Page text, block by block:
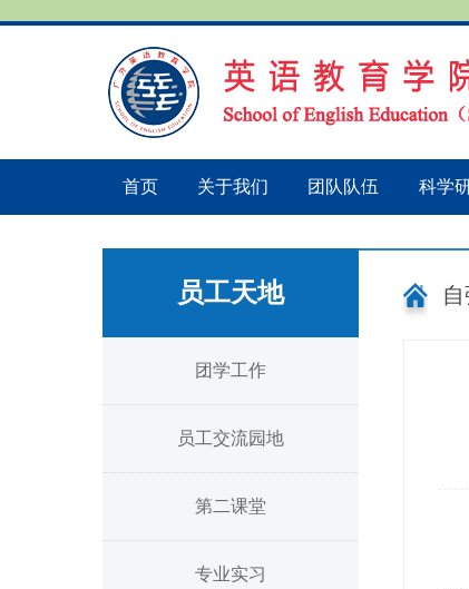
首页 关于我们 团队队伍 科学
员工天地
团学工作
员工交流园地
第二课堂
专业实习